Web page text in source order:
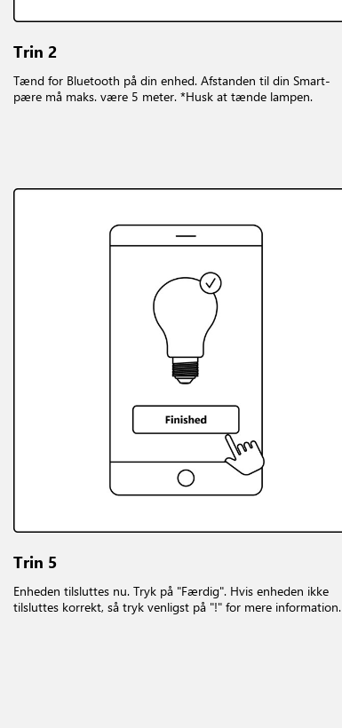
Trin 2
Tænd for Bluetooth på din enhed. Afstanden til din Smart-
pære må maks. være 5 meter. *Husk at tænde lampen.
Trin 5
Enheden tilsluttes nu. Tryk på "Færdig". Hvis enheden ikke
tilsluttes korrekt, så tryk venligst på "!" for mere information.